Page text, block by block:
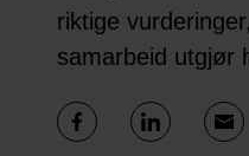
riktige
samarbeid utgjør